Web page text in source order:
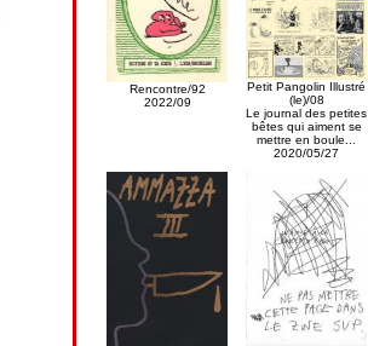
Rencontre/92
2022/09
Petit Pangolin Illustré
(le)/08
Le journal des petites
bêtes qui aiment se
mettre en boule...
2020/05/27